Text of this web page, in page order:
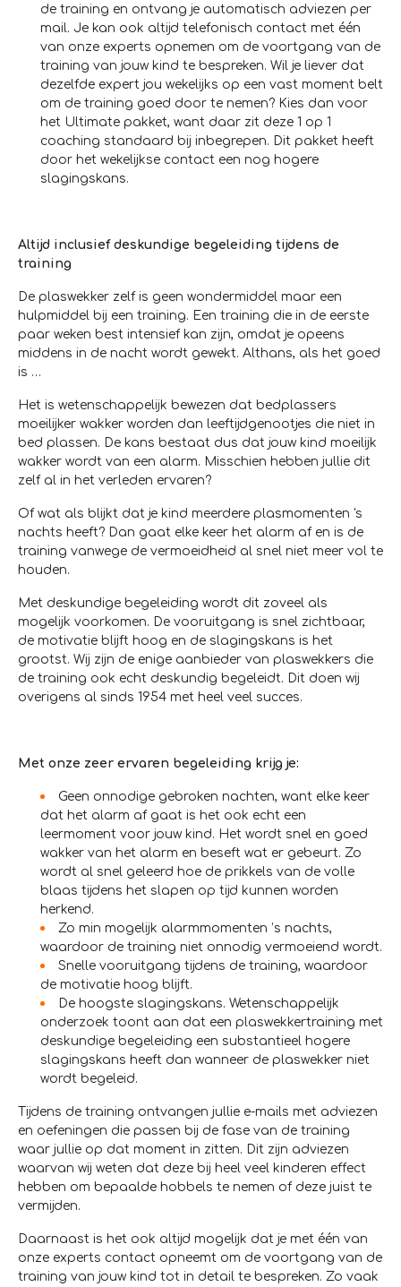
de training en ontvang je automatisch adviezen per
mail. Je kan ook altijd telefonisch contact met één
van onze experts opnemen om de voortgang van de
training van jouw kind te bespreken. Wil je liever dat
dezelfde expert jou wekelijks op een vast moment belt
om de training goed door te nemen? Kies dan voor
het Ultimate pakket, want daar zit deze 1 op 1
coaching standaard bij inbegrepen. Dit pakket heeft
door het wekelijkse contact een nog hogere
slagingskans.
Altijd inclusief deskundige begeleiding tijdens de
training
De plaswekker zelf is geen wondermiddel maar een
hulpmiddel bij een training. Een training die in de eerste
paar weken best intensief kan zijn, omdat je opeens
middens in de nacht wordt gewekt. Althans, als het goed
is …
Het is wetenschappelijk bewezen dat bedplassers
moeilijker wakker worden dan leeftijdgenootjes die niet in
bed plassen. De kans bestaat dus dat jouw kind moeilijk
wakker wordt van een alarm. Misschien hebben jullie dit
zelf al in het verleden ervaren?
Of wat als blijkt dat je kind meerdere plasmomenten 's
nachts heeft? Dan gaat elke keer het alarm af en is de
training vanwege de vermoeidheid al snel niet meer vol te
houden.
Met deskundige begeleiding wordt dit zoveel als
mogelijk voorkomen. De vooruitgang is snel zichtbaar,
de motivatie blijft hoog en de slagingskans is het
grootst. Wij zijn de enige aanbieder van plaswekkers die
de training ook echt deskundig begeleidt. Dit doen wij
overigens al sinds 1954 met heel veel succes.
Met onze zeer ervaren begeleiding krijg je:
Geen onnodige gebroken nachten, want elke keer
dat het alarm af gaat is het ook echt een
leermoment voor jouw kind. Het wordt snel en goed
wakker van het alarm en beseft wat er gebeurt. Zo
wordt al snel geleerd hoe de prikkels van de volle
blaas tijdens het slapen op tijd kunnen worden
herkend.
Zo min mogelijk alarmmomenten ’s nachts,
waardoor de training niet onnodig vermoeiend wordt.
Snelle vooruitgang tijdens de training, waardoor
de motivatie hoog blijft.
De hoogste slagingskans. Wetenschappelijk
onderzoek toont aan dat een plaswekkertraining met
deskundige begeleiding een substantieel hogere
slagingskans heeft dan wanneer de plaswekker niet
wordt begeleid.
Tijdens de training ontvangen jullie e-mails met adviezen
en oefeningen die passen bij de fase van de training
waar jullie op dat moment in zitten. Dit zijn adviezen
waarvan wij weten dat deze bij heel veel kinderen effect
hebben om bepaalde hobbels te nemen of deze juist te
vermijden.
Daarnaast is het ook altijd mogelijk dat je met één van
onze experts contact opneemt om de voortgang van de
training van jouw kind tot in detail te bespreken. Zo vaak